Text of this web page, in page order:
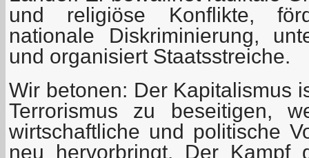
und religiöse Konflikte,
nationale Diskriminierung,
und organisiert Staatsstreiche.
Wir betonen: Der Kapitalismus
Terrorismus zu beseitigen,
wirtschaftliche und politische
neu hervorbringt. Der Kampf